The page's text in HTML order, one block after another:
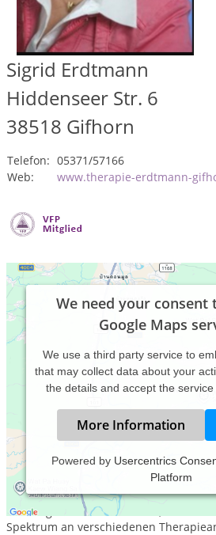
Sigrid Erdtmann
Hiddenseer Str. 6
38518 Gifhorn
Telefon: 05371/57166
Web:
www.therapie-erdtmann-
We need your consent
Google Maps
We use a third party service to
that may collect data about your
the details and accept the service
More Information
Powered by Usercentrics
Platform
Da jeder Mensch verschieden ist,
individuelle Unterstützung. Um Sie
bestmöglich zu unterstützen, biete
Spektrum an verschiedenen